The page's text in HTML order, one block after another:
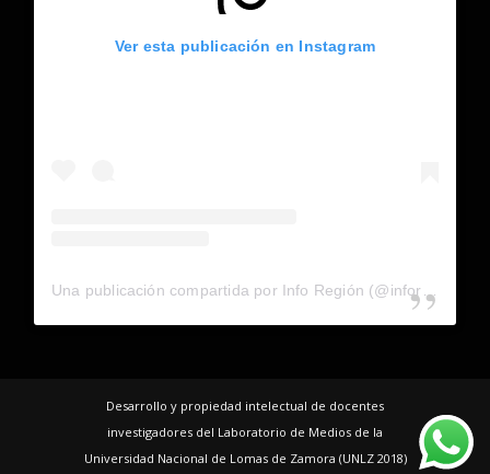
Ver esta publicación en Instagram
Desarrollo y propiedad intelectual de docentes
investigadores del Laboratorio de Medios de la
Universidad Nacional de Lomas de Zamora (UNLZ 2018)